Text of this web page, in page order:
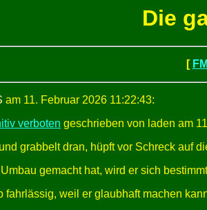
Die
[
am 11. Februar 2026 11:22:43:
verboten geschrieben von laden am
grabbelt dran, hüpft vor Schreck auf
gemacht hat, wird er sich
fahrlässig, weil er glaubhaft machen